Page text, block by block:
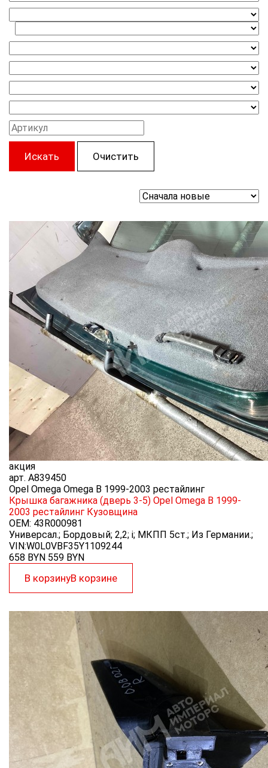
Искать Очистить
акция
арт. A839450
Opel Omega Omega B 1999-2003 рестайлинг
Крышка багажника (дверь 3-5) Opel Omega B 1999-
2003 рестайлинг Кузовщина
OEM: 43R000981
Универсал.; Бордовый; 2,2; i; МКПП 5ст.; Из Германии.;
VIN:W0L0VBF35Y1109244
658 BYN 559 BYN
В корзинуВ корзине